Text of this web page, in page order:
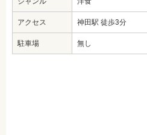
アクセス 神田駅 徒歩3分
駐車場 無し